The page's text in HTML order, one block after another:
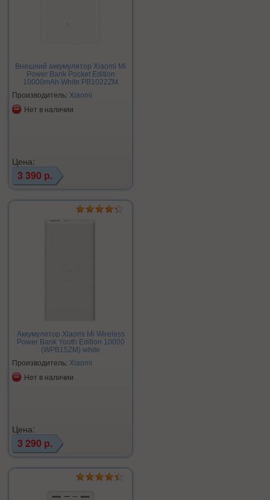
Внешний аккумулятор Xiaomi Mi
Power Bank Pocket Edition
10000mAh White PB1022ZM
Производитель: Xiaomi
Нет в наличии
Цена:
3 390 р.
Аккумулятор Xiaomi Mi Wireless
Power Bank Youth Edition 10000
(WPB15ZM) white
Производитель: Xiaomi
Нет в наличии
Цена:
3 290 р.